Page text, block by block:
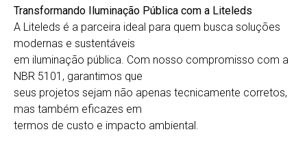
Transformando Iluminação Pública com a Liteleds
A Liteleds é a parceira ideal para quem busca soluções
modernas e sustentáveis
em iluminação pública. Com nosso compromisso com a
NBR 5101, garantimos que
seus projetos sejam não apenas tecnicamente corretos,
mas também eficazes em
termos de custo e impacto ambiental.